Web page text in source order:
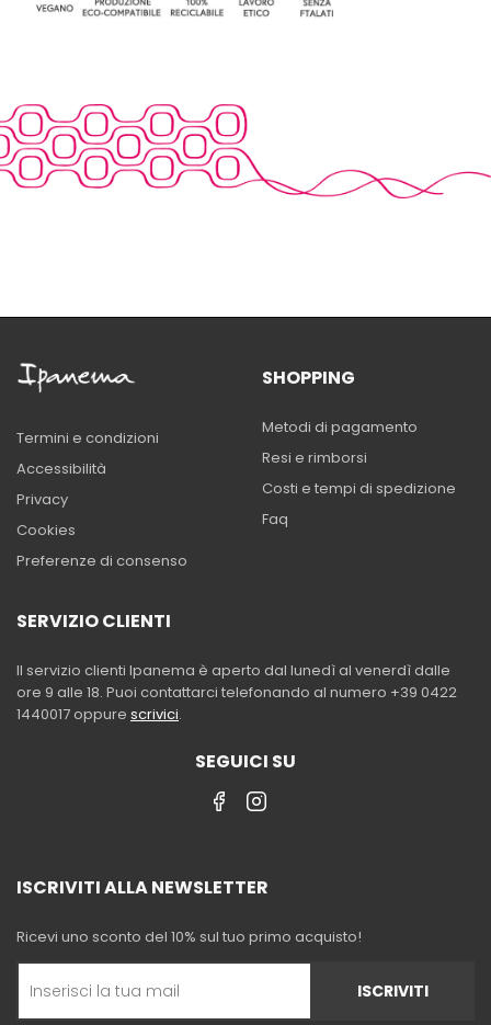
Termini e condizioni
Accessibilità
Privacy
Cookies
Preferenze di consenso
SHOPPING
Metodi di pagamento
Resi e rimborsi
Costi e tempi di spedizione
Faq
SERVIZIO CLIENTI
Il servizio clienti Ipanema è aperto dal lunedì al venerdì dalle
ore 9 alle 18. Puoi contattarci telefonando al numero +39 0422
1440017 oppure scrivici.
SEGUICI SU
ISCRIVITI ALLA NEWSLETTER
Ricevi uno sconto del 10% sul tuo primo acquisto!
ISCRIVITI